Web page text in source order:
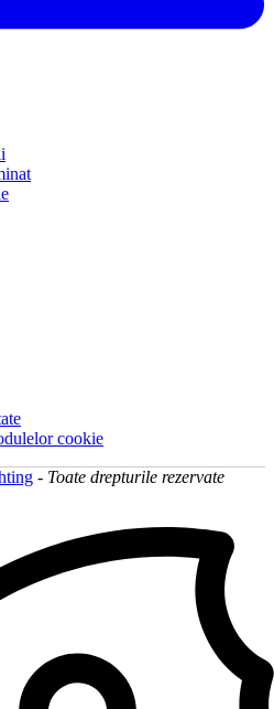
cookie
- Toate drepturile rezervate